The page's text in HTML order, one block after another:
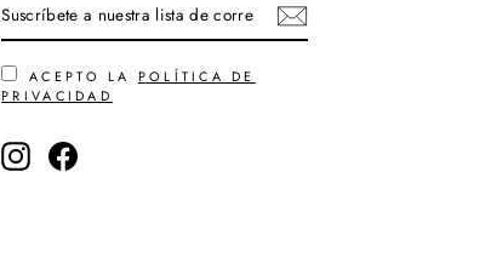
A
NUESTRA
DE
CORREO
ACEPTO LA POLÍTICA DE
PRIVACIDAD
InstagramFacebook